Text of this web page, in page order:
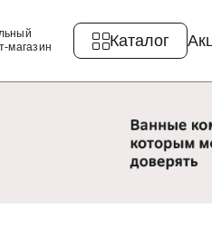
магазин
Каталог